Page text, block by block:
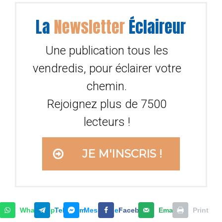
La NewsletterÉclaireur
Une publication tous les
vendredis, pour éclairer votre
chemin.
Rejoignez plus de 7500
lecteurs !
JE M'INSCRIS !
WhatsAppTelegramMessengerFacebook Email Print